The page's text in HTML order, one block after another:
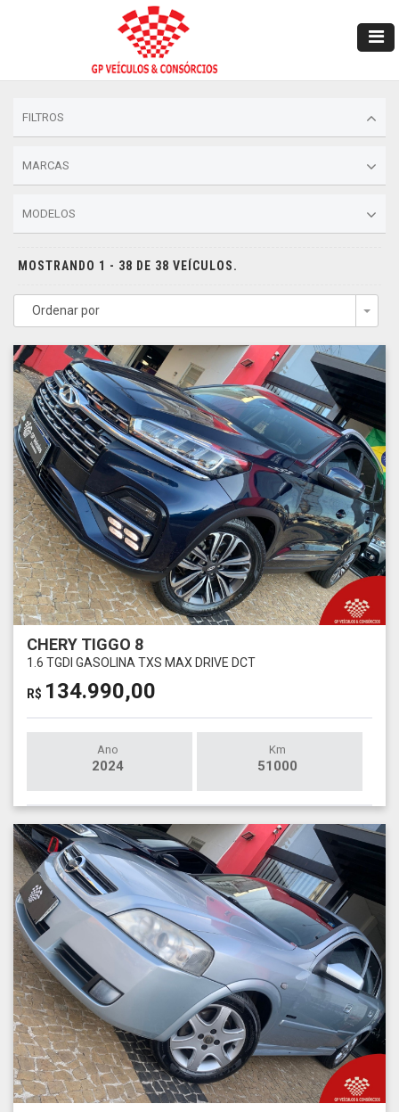
FILTROS
MARCAS
MODELOS
MOSTRANDO 1 - 38 DE 38 VEÍCULOS.
Ordenar por
CHERY TIGGO 8
1.6 TGDI GASOLINA TXS MAX DRIVE DCT
R$ 134.990,00
Ano
2024
Km
51000